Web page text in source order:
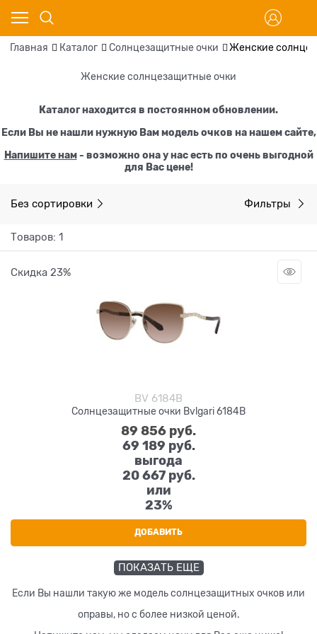
Главная Каталог Солнцезащитные очки Женские
Женские солнцезащитные очки
Каталог находится в постоянном обновлении.
Если Вы не нашли нужную Вам модель очков на нашем сайте,
Напишите нам- возможно она у нас есть по очень выгодной
для Вас цене!
Без сортировки Фильтры
Товаров: 1
Скидка 23%
BV 6184B
Солнцезащитные очки Bvlgari 6184B
89 856 руб.
69 189 руб.
выгода
20 667 руб.
или
23%
ДОБАВИТЬ
ПОКАЗАТЬ ЕЩЕ
Если Вы нашли такую же модель солнцезащитных очков или
оправы, но с более низкой ценой.